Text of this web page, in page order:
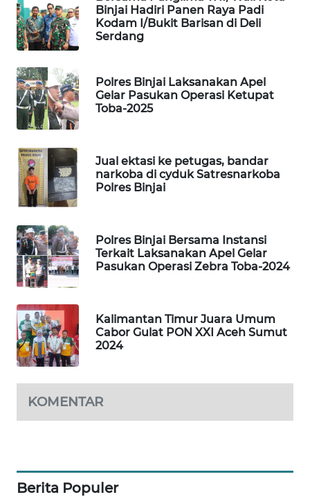
Binjai Hadiri Panen Raya Padi
Kodam I/Bukit Barisan di Deli
Serdang
Polres Binjai Laksanakan Apel
Gelar Pasukan Operasi Ketupat
Toba-2025
Jual ektasi ke petugas, bandar
narkoba di cyduk Satresnarkoba
Polres Binjai
Polres Binjai Bersama Instansi
Terkait Laksanakan Apel Gelar
Pasukan Operasi Zebra Toba-2024
Kalimantan Timur Juara Umum
Cabor Gulat PON XXI Aceh Sumut
2024
KOMENTAR
Berita Populer
PORTAL
KONSUMEN
FORWAMKI
ALPERKLINAS
FORJASIDA
TAMBANG
NEWS
SITUNGIR
NEWS
SIDIKALANG
NEWS
SIBARAGAS
NEWS
METRO
SIANTAR
NEWS
MEDAN
NEWS